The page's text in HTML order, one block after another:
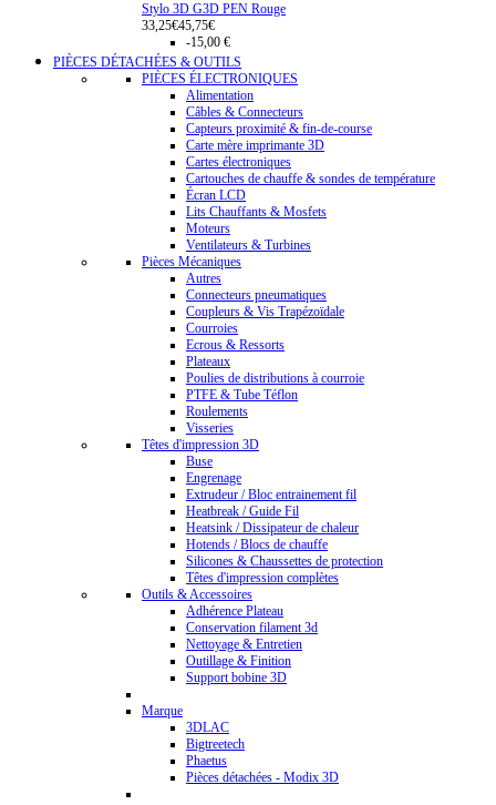
Stylo 3D G3D PEN Rouge
33,25€45,75€
-15,00 €
PIÈCES DÉTACHÉES & OUTILS
PIÈCES ÉLECTRONIQUES
Alimentation
Câbles & Connecteurs
Capteurs proximité & fin-de-course
Carte mère imprimante 3D
Cartes électroniques
Cartouches de chauffe & sondes de température
Écran LCD
Lits Chauffants & Mosfets
Moteurs
Ventilateurs & Turbines
Pièces Mécaniques
Autres
Connecteurs pneumatiques
Coupleurs & Vis Trapézoïdale
Courroies
Ecrous & Ressorts
Plateaux
Poulies de distributions à courroie
PTFE & Tube Téflon
Roulements
Visseries
Têtes d'impression 3D
Buse
Engrenage
Extrudeur / Bloc entrainement fil
Heatbreak / Guide Fil
Heatsink / Dissipateur de chaleur
Hotends / Blocs de chauffe
Silicones & Chaussettes de protection
Têtes d'impression complètes
Outils & Accessoires
Adhérence Plateau
Conservation filament 3d
Nettoyage & Entretien
Outillage & Finition
Support bobine 3D
Marque
3DLAC
Bigtreetech
Phaetus
Pièces détachées - Modix 3D